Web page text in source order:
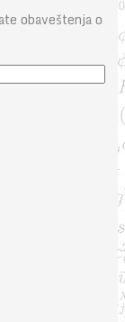
obaveštenja o